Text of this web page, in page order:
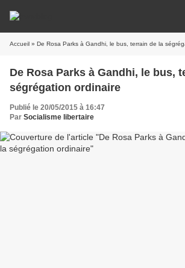
Accueil » De Rosa Parks à Gandhi, le bus, terrain de la
De Rosa Parks à Gandhi, le bus,
ségrégation ordinaire
Publié le 20/05/2015 à 16:47
Par Socialisme libertaire